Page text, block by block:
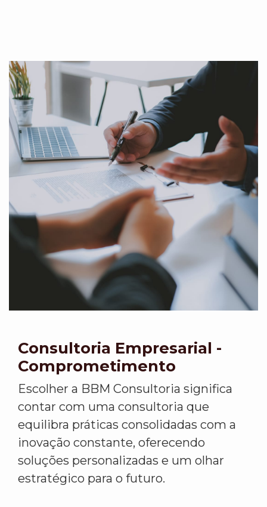
Consultoria Empresarial -
Comprometimento
Escolher a BBM Consultoria significa
contar com uma consultoria que
equilibra práticas consolidadas com a
inovação constante, oferecendo
soluções personalizadas e um olhar
estratégico para o futuro.